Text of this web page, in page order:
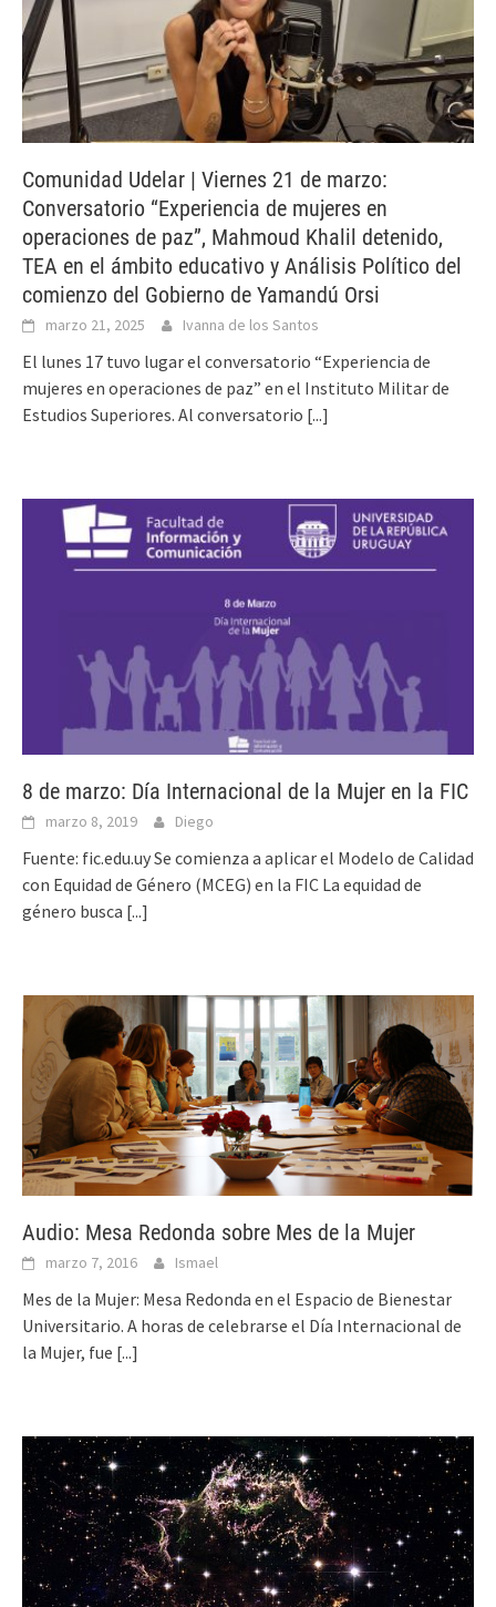
Comunidad Udelar | Viernes 21 de marzo:
Conversatorio “Experiencia de mujeres en
operaciones de paz”, Mahmoud Khalil detenido,
TEA en el ámbito educativo y Análisis Político del
comienzo del Gobierno de Yamandú Orsi
marzo 21, 2025 Ivanna de los Santos
El lunes 17 tuvo lugar el conversatorio “Experiencia de
mujeres en operaciones de paz” en el Instituto Militar de
Estudios Superiores. Al conversatorio [...]
8 de marzo: Día Internacional de la Mujer en la FIC
marzo 8, 2019 Diego
Fuente: fic.edu.uy Se comienza a aplicar el Modelo de Calidad
con Equidad de Género (MCEG) en la FIC La equidad de
género busca [...]
Audio: Mesa Redonda sobre Mes de la Mujer
marzo 7, 2016 Ismael
Mes de la Mujer: Mesa Redonda en el Espacio de Bienestar
Universitario. A horas de celebrarse el Día Internacional de
la Mujer, fue [...]